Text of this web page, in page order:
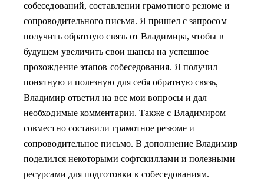
собеседований, составлении грамотного резюме и
сопроводительного письма. Я пришел с запросом
получить обратную связь от Владимира, чтобы в
будущем увеличить свои шансы на успешное
прохождение этапов собеседования. Я получил
понятную и полезную для себя обратную связь,
Владимир ответил на все мои вопросы и дал
необходимые комментарии. Также с Владимиром
совместно составили грамотное резюме и
сопроводительное письмо. В дополнение Владимир
поделился некоторыми софтскиллами и полезными
ресурсами для подготовки к собеседованиям.